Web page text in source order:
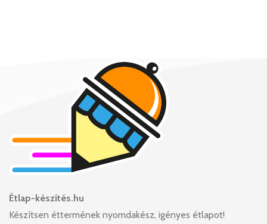
Étlap-készítés.hu
Készítsen éttermének nyomdakész, igényes étlapot!